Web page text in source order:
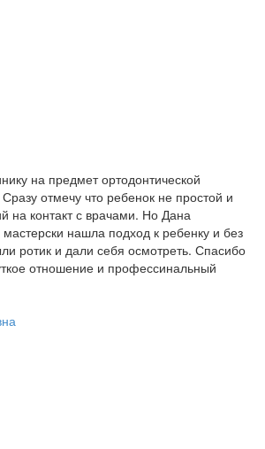
на предмет ортодонтической
Сразу отмечу что ребенок не простой и
на контакт с врачами. Но Дана
нашла подход к ребенку и без
ротик и дали себя осмотреть. Спасибо
отношение и профессинальный